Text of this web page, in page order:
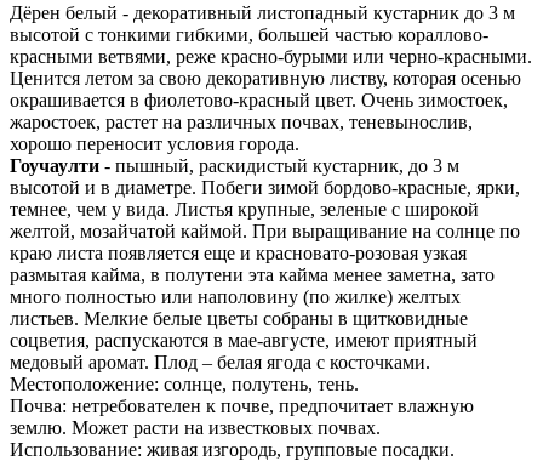
Дёрен белый - декоративный листопадный кустарник до 3 м
высотой с тонкими гибкими, большей частью кораллово-
красными ветвями, реже красно-бурыми или черно-красными.
Ценится летом за свою декоративную листву, которая осенью
окрашивается в фиолетово-красный цвет. Очень зимостоек,
жаростоек, растет на различных почвах, теневынослив,
хорошо переносит условия города.
Гоучаулти - пышный, раскидистый кустарник, до 3 м
высотой и в диаметре. Побеги зимой бордово-красные, ярки,
темнее, чем у вида. Листья крупные, зеленые с широкой
желтой, мозайчатой каймой. При выращивание на солнце по
краю листа появляется еще и красновато-розовая узкая
размытая кайма, в полутени эта кайма менее заметна, зато
много полностью или наполовину (по жилке) желтых
листьев. Мелкие белые цветы собраны в щитковидные
соцветия, распускаются в мае-августе, имеют приятный
медовый аромат. Плод – белая ягода с косточками.
Местоположение: солнце, полутень, тень.
Почва: нетребователен к почве, предпочитает влажную
землю. Может расти на известковых почвах.
Использование: живая изгородь, групповые посадки.